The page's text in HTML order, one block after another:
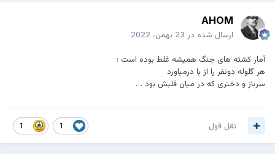
AHOM
ارسال شده در 23 بهمن، 2022
آمار کشته های جنگ همیشه غلط بوده است ؛
هر گلوله دونفر را از پا درمیاورد
سرباز و دختری که در میان قلبش بود …
نقل قول